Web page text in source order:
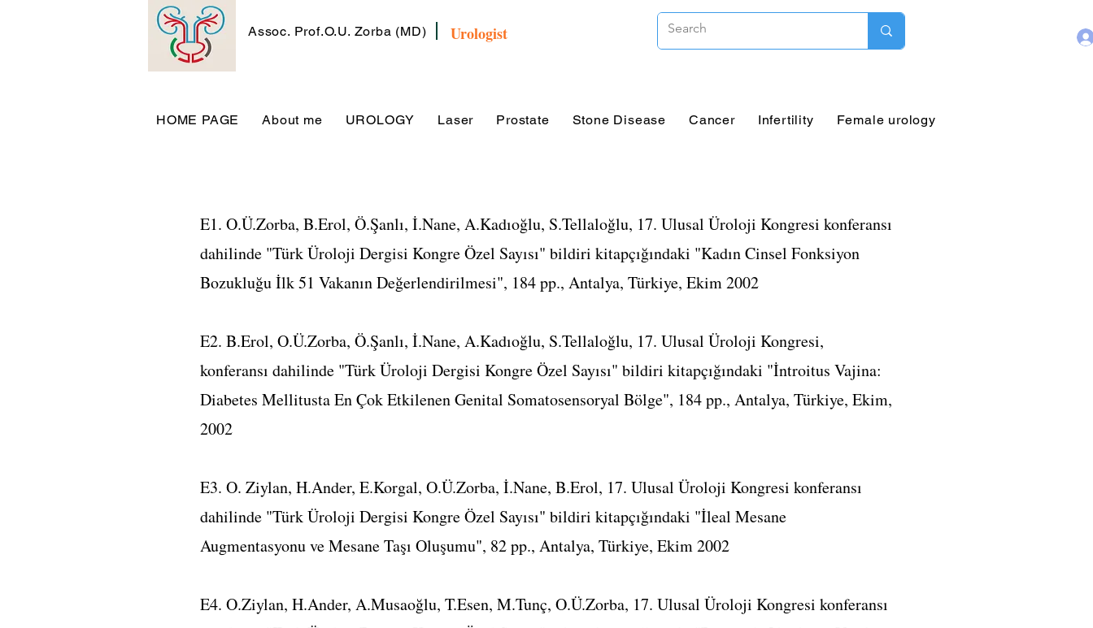
Assoc. Prof.O.U. Zorba (MD) Urologist
HOME PAGE About me UROLOGY Laser Prostate Stone Disease Cancer Infertility Female urology
E1. O.Ü.Zorba, B.Erol, Ö.Şanlı, İ.Nane, A.Kadıoğlu, S.Tellaloğlu, 17. Ulusal Üroloji Kongresi konferansı
dahilinde "Türk Üroloji Dergisi Kongre Özel Sayısı" bildiri kitapçığındaki "Kadın Cinsel Fonksiyon
Bozukluğu İlk 51 Vakanın Değerlendirilmesi", 184 pp., Antalya, Türkiye, Ekim 2002
E2. B.Erol, O.Ü.Zorba, Ö.Şanlı, İ.Nane, A.Kadıoğlu, S.Tellaloğlu, 17. Ulusal Üroloji Kongresi,
konferansı dahilinde "Türk Üroloji Dergisi Kongre Özel Sayısı" bildiri kitapçığındaki "İntroitus Vajina:
Diabetes Mellitusta En Çok Etkilenen Genital Somatosensoryal Bölge", 184 pp., Antalya, Türkiye, Ekim,
2002
E3. O. Ziylan, H.Ander, E.Korgal, O.Ü.Zorba, İ.Nane, B.Erol, 17. Ulusal Üroloji Kongresi konferansı
dahilinde "Türk Üroloji Dergisi Kongre Özel Sayısı" bildiri kitapçığındaki "İleal Mesane
Augmentasyonu ve Mesane Taşı Oluşumu", 82 pp., Antalya, Türkiye, Ekim 2002
E4. O.Ziylan, H.Ander, A.Musaoğlu, T.Esen, M.Tunç, O.Ü.Zorba, 17. Ulusal Üroloji Kongresi konferansı